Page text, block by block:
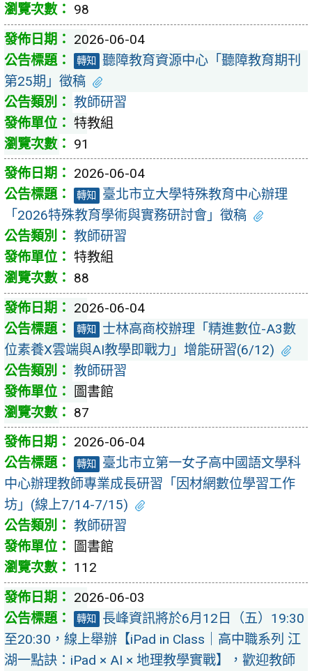
98
2026-06-04
轉知
聽障教育資源中心「聽障教育期刊
第25期」徵稿
教師研習
特教組
91
2026-06-04
轉知
臺北市立大學特殊教育中心辦理
「2026特殊教育學術與實務研討會」徵稿
教師研習
特教組
88
2026-06-04
轉知
士林高商校辦理「精進數位-A3數
位素養X雲端與AI教學即戰力」增能研習(6/12)
教師研習
圖書館
87
2026-06-04
轉知
臺北市立第一女子高中國語文學科
中心辦理教師專業成長研習「因材網數位學習工作
坊」(線上7/14-7/15)
教師研習
圖書館
112
2026-06-03
轉知
長峰資訊將於6月12日（五）19:30
至20:30，線上舉辦【iPad in Class｜高中職系列 江
湖一點訣：iPad × AI × 地理教學實戰】，歡迎教師